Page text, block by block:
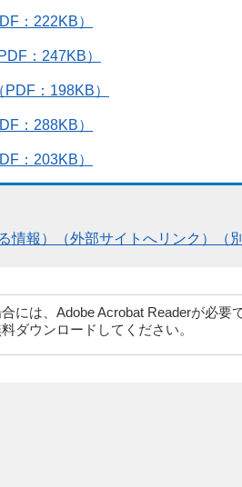
：222KB）
：247KB）
：198KB）
：288KB）
：203KB）
報）（外部サイトへリンク）（
には、Adobe Acrobat Readerが必要
ダウンロードしてください。